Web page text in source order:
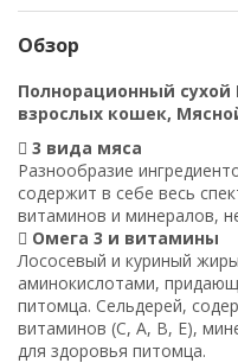
Обзор
Полнорационный сухой
взрослых кошек,
 3 вида мяса
Разнообразие
содержит в себе весь
витаминов и минералов,
 Омега 3 и витамины
Лососевый и куриный
аминокислотами,
питомца. Сельдерей,
витаминов (C, A, B, E),
для здоровья питомца.